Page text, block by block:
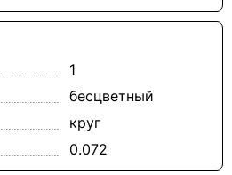
1
бесцветный
круг
0.072